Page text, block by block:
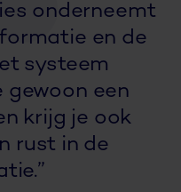
onderneemt
en de
systeem
gewoon een
krijg je ook
rust in de